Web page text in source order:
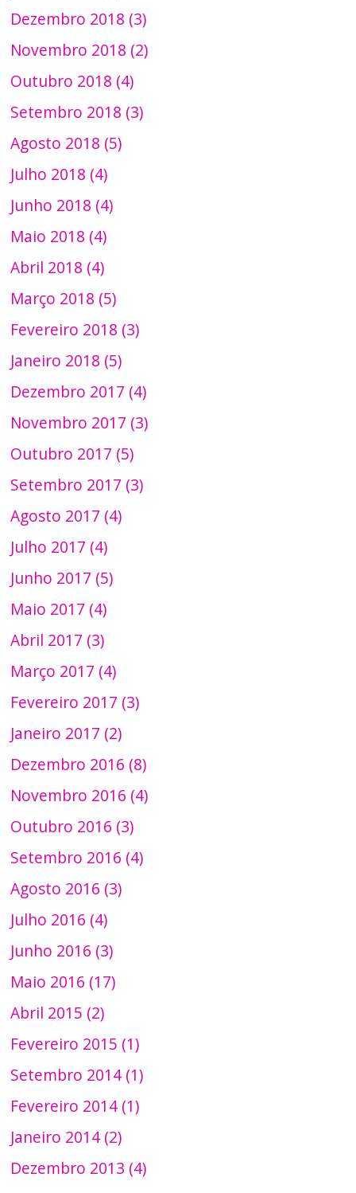
Dezembro 2018 (3)
Novembro 2018 (2)
Outubro 2018 (4)
Setembro 2018 (3)
Agosto 2018 (5)
Julho 2018 (4)
Junho 2018 (4)
Maio 2018 (4)
Abril 2018 (4)
Março 2018 (5)
Fevereiro 2018 (3)
Janeiro 2018 (5)
Dezembro 2017 (4)
Novembro 2017 (3)
Outubro 2017 (5)
Setembro 2017 (3)
Agosto 2017 (4)
Julho 2017 (4)
Junho 2017 (5)
Maio 2017 (4)
Abril 2017 (3)
Março 2017 (4)
Fevereiro 2017 (3)
Janeiro 2017 (2)
Dezembro 2016 (8)
Novembro 2016 (4)
Outubro 2016 (3)
Setembro 2016 (4)
Agosto 2016 (3)
Julho 2016 (4)
Junho 2016 (3)
Maio 2016 (17)
Abril 2015 (2)
Fevereiro 2015 (1)
Setembro 2014 (1)
Fevereiro 2014 (1)
Janeiro 2014 (2)
Dezembro 2013 (4)